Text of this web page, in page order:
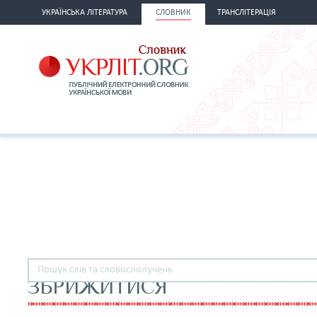
УКРАЇНСЬКА ЛІТЕРАТУРА СЛОВНИК ТРАНСЛІТЕРАЦІЯ
ЗБРИЖИТИСЯ